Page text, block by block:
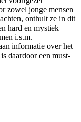
zowel jonge mensen
onthult ze in dit
hard en mystiek
i.s.m.
informatie over het
daardoor een must-